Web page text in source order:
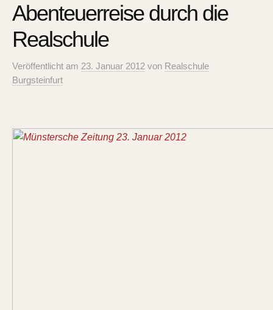
Abenteuerreise durch die
Realschule
Veröffentlicht am 23. Januar 2012 von Realschule
Burgsteinfurt